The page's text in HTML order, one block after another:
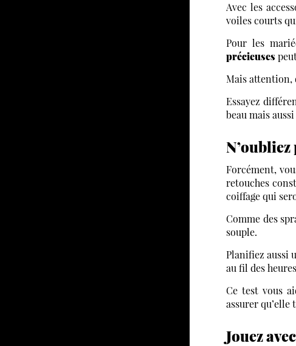
Avec les
voiles courts
Pour les
précieuses
Mais attention,
Essayez
beau mais
Forcément,
retouches
coiffage qui
Comme des
souple.
Planifiez aussi
au fil des
Ce test vous
assurer
Jouez